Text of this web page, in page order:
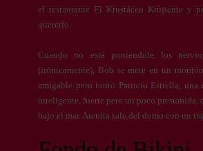
el restaurante El Krustáceo Krujiente y
quererlo.
Cuando no está poniéndole los
(irónicamente), Bob se mete en un
amigable pero tonto Patricio Estrella,
inteligente, fuerte pero un poco presumida,
bajo el mar. Arenita sale del domo con un